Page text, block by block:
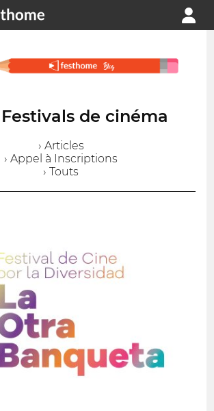
de cinéma
› Articles
› Appel à Inscriptions
› Touts